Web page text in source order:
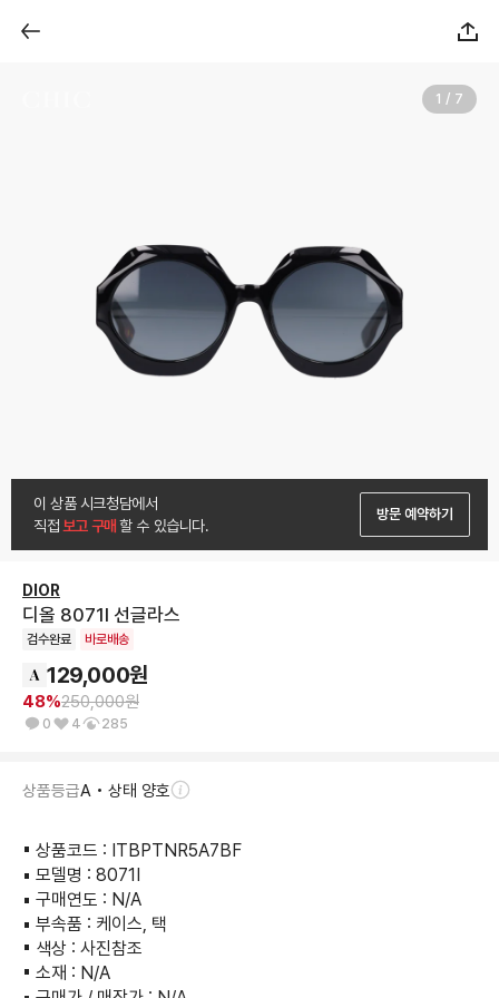
1 / 7
이 상품 시크청담에서
직접 보고 구매 할 수 있습니다.
방문 예약하기
DIOR
디올 8071I 선글라스
검수완료 바로배송
129,000원
48%250,000원
0 4 285
상품등급A • 상태 양호
▪︎ 상품코드 : ITBPTNR5A7BF
▪︎ 모델명 : 8071I
▪︎ 구매연도 : N/A
▪︎ 부속품 : 케이스, 택
▪︎ 색상 : 사진참조
▪︎ 소재 : N/A